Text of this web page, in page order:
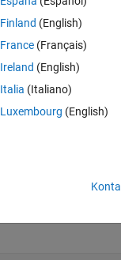
Finland (English)
France (Français)
Ireland (English)
Italia (Italiano)
Luxembourg (English)